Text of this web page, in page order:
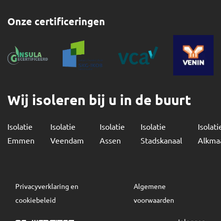
Onze certificeringen
Wij isoleren bij u in de buurt
Isolatie
Emmen
Isolatie
Veendam
Isolatie
Assen
Isolatie
Stadskanaal
Privacyverklaring en
cookiebeleid
Algemene
voorwaarden